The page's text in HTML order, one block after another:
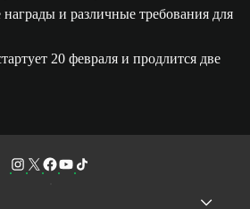
и различные требования для
20 февраля и продлится две